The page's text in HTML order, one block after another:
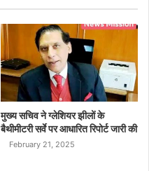
मुख्य सचिव ने ग्लेशियर झीलों के
बैथीमीटरी सर्वे पर आधारित रिपोर्ट जारी की
February 21, 2025